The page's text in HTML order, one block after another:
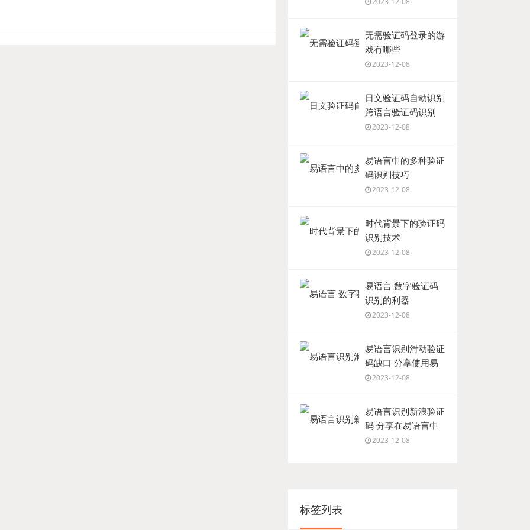
无需验证码登录的游
戏有哪些
2023-12-08
日文验证码自动识别
跨语言验证码识别
2023-12-08
易语言中的多种验证
码识别技巧
2023-12-08
时代背景下的验证码
识别技术
2023-12-08
易语言 数字验证码
识别的利器
2023-12-08
易语言识别滑动验证
码缺口 分享使用易
语言编写的程序来识
2023-12-08
易语言识别新浪验证
码 分享在易语言中
识别新浪验证码的方
2023-12-08
标签列表